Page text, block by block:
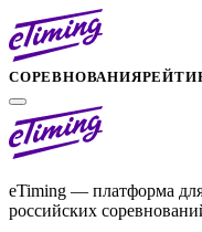
СОРЕВНОВАНИЯ
eTiming — платформа для
российских